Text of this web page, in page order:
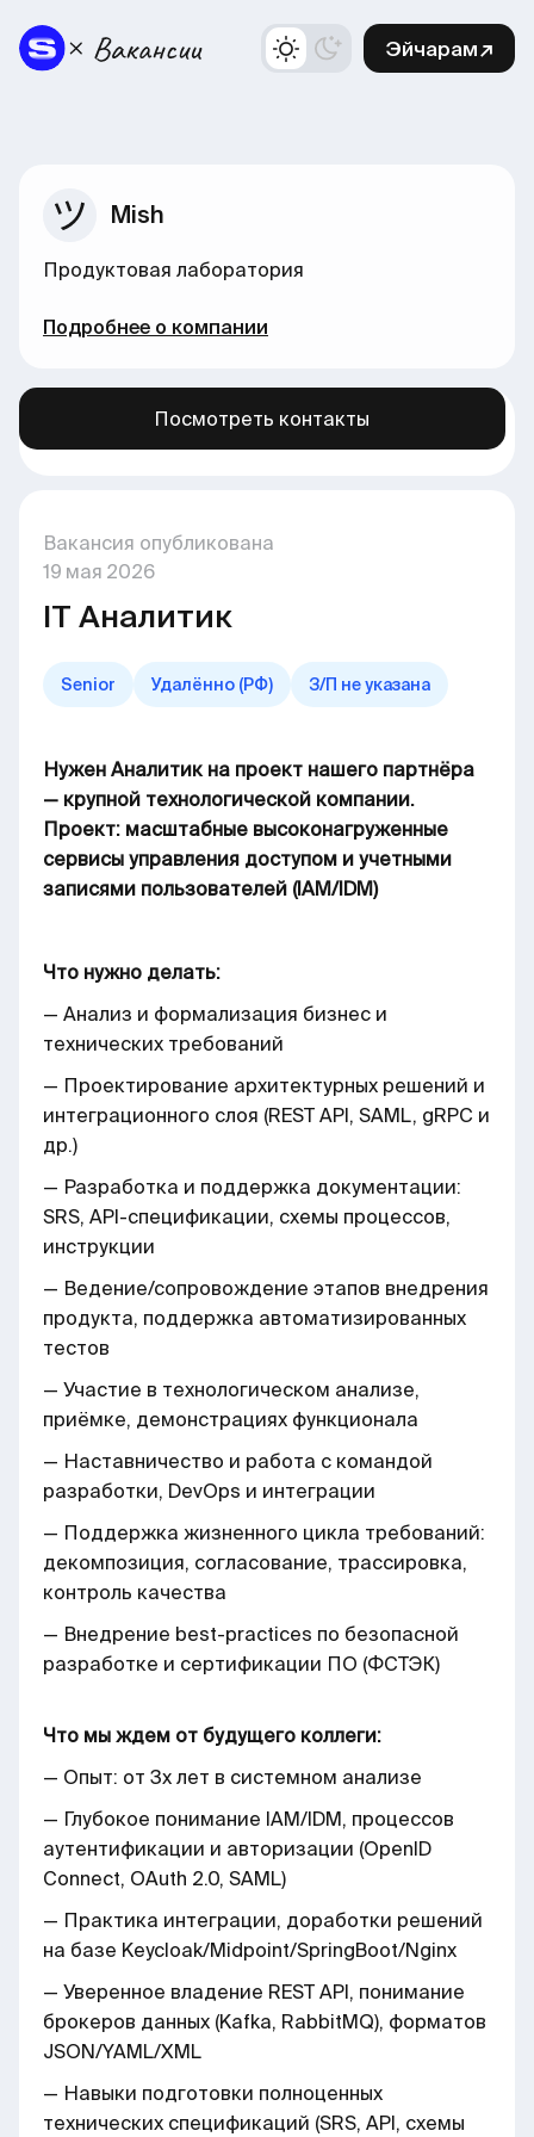
Эйчарам↗
Вакансия опубликована
19 мая 2026
IT Аналитик
Senior Удалённо (РФ) З/П не указана
Нужен Аналитик на проект нашего партнёра
— крупной технологической компании.
Проект: масштабные высоконагруженные
сервисы управления доступом и учетными
записями пользователей (IAM/IDM)
Что нужно делать:
— Анализ и формализация бизнес и
технических требований
— Проектирование архитектурных решений и
интеграционного слоя (REST API, SAML, gRPC и
др.)
— Разработка и поддержка документации:
SRS, API-спецификации, схемы процессов,
инструкции
— Ведение/сопровождение этапов внедрения
продукта, поддержка автоматизированных
тестов
— Участие в технологическом анализе,
приёмке, демонстрациях функционала
— Наставничество и работа с командой
разработки, DevOps и интеграции
— Поддержка жизненного цикла требований:
декомпозиция, согласование, трассировка,
контроль качества
— Внедрение best-practices по безопасной
разработке и сертификации ПО (ФСТЭК)
Что мы ждем от будущего коллеги:
— Опыт: от 3х лет в системном анализе
— Глубокое понимание IAM/IDM, процессов
аутентификации и авторизации (OpenID
Connect, OAuth 2.0, SAML)
— Практика интеграции, доработки решений
на базе Keycloak/Midpoint/SpringBoot/Nginx
— Уверенное владение REST API, понимание
брокеров данных (Kafka, RabbitMQ), форматов
JSON/YAML/XML
— Навыки подготовки полноценных
технических спецификаций (SRS, API, схемы
Mish
Продуктовая лаборатория
Подробнее о компании
Посмотреть контакты
Больше вакансий в нашем канале →